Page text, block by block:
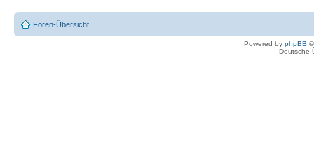
Foren-Übersicht
Powered by phpBB
Deutsche